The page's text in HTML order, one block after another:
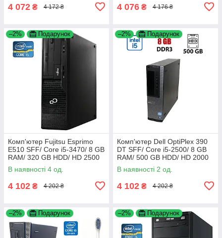
4 072 ₴ 4 172 ₴ 4 076 ₴ 4 176 ₴
–2% Подарунок
Комп'ютер Fujitsu Esprimo
E510 SFF/ Core i5-3470/ 8 GB
RAM/ 320 GB HDD/ HD 2500
В наявності 4 од.
4 102 ₴ 4 202 ₴
–2% Подарунок
Комп'ютер Dell OptiPlex 390
DT SFF/ Core i5-2500/ 8 GB
RAM/ 500 GB HDD/ HD 2000
В наявності 2 од.
4 102 ₴ 4 202 ₴
–2% Подарунок –2% Подарунок